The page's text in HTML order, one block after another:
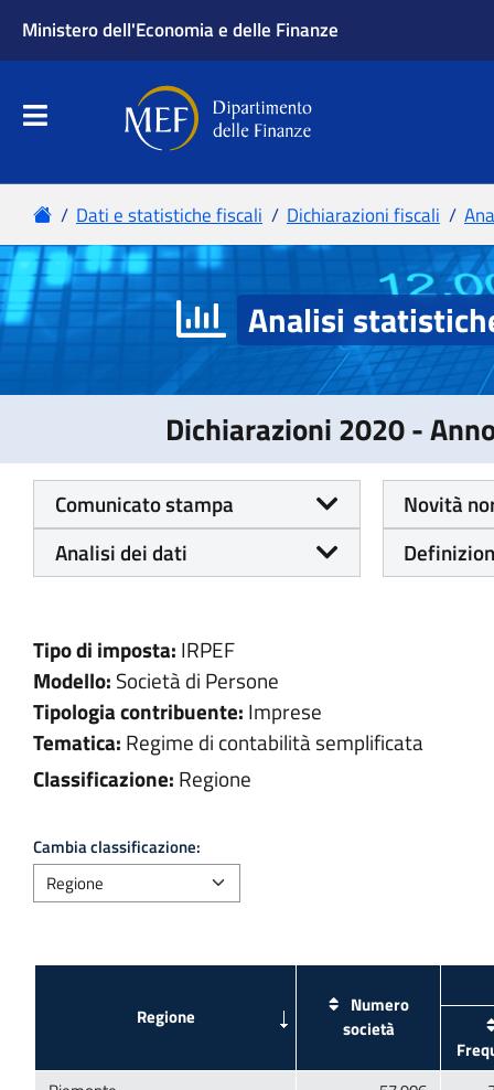
Analisi
Dichiarazioni 2020 -
Comunicato stampa
Novità
Analisi dei dati
Tipo di imposta: IRPEF
Modello: Società di Persone
Tipologia contribuente: Imprese
Tematica: Regime di contabilità semplificata
Classificazione: Regione
Cambia classificazione:
Numero